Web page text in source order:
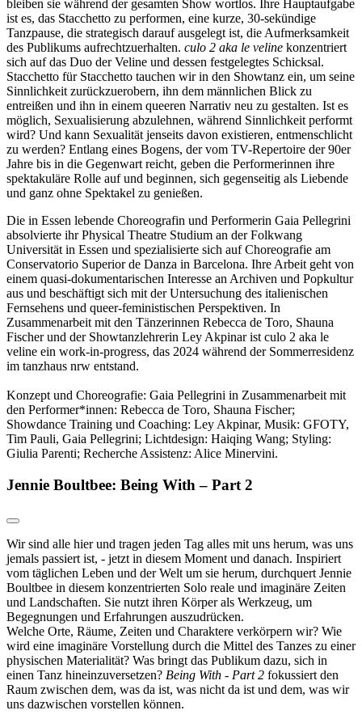
bleiben sie während der gesamten Show wortlos. Ihre Hauptaufgabe
ist es, das Stacchetto zu performen, eine kurze, 30-sekündige
Tanzpause, die strategisch darauf ausgelegt ist, die Aufmerksamkeit
des Publikums aufrechtzuerhalten. culo 2 aka le veline konzentriert
sich auf das Duo der Veline und dessen festgelegtes Schicksal.
Stacchetto für Stacchetto tauchen wir in den Showtanz ein, um seine
Sinnlichkeit zurückzuerobern, ihn dem männlichen Blick zu
entreißen und ihn in einem queeren Narrativ neu zu gestalten. Ist es
möglich, Sexualisierung abzulehnen, während Sinnlichkeit performt
wird? Und kann Sexualität jenseits davon existieren, entmenschlicht
zu werden? Entlang eines Bogens, der vom TV-Repertoire der 90er
Jahre bis in die Gegenwart reicht, geben die Performerinnen ihre
spektakuläre Rolle auf und beginnen, sich gegenseitig als Liebende
und ganz ohne Spektakel zu genießen.
Die in Essen lebende Choreografin und Performerin Gaia Pellegrini
absolvierte ihr Physical Theatre Studium an der Folkwang
Universität in Essen und spezialisierte sich auf Choreografie am
Conservatorio Superior de Danza in Barcelona. Ihre Arbeit geht von
einem quasi-dokumentarischen Interesse an Archiven und Popkultur
aus und beschäftigt sich mit der Untersuchung des italienischen
Fernsehens und queer-feministischen Perspektiven. In
Zusammenarbeit mit den Tänzerinnen Rebecca de Toro, Shauna
Fischer und der Showtanzlehrerin Ley Akpinar ist culo 2 aka le
veline ein work-in-progress, das 2024 während der Sommerresidenz
im tanzhaus nrw entstand.
Konzept und Choreografie: Gaia Pellegrini in Zusammenarbeit mit
den Performer*innen: Rebecca de Toro, Shauna Fischer;
Showdance Training und Coaching: Ley Akpinar, Musik: GFOTY,
Tim Pauli, Gaia Pellegrini; Lichtdesign: Haiqing Wang; Styling:
Giulia Parenti; Recherche Assistenz: Alice Minervini.
Jennie Boultbee: Being With – Part 2
Wir sind alle hier und tragen jeden Tag alles mit uns herum, was uns
jemals passiert ist, - jetzt in diesem Moment und danach. Inspiriert
vom täglichen Leben und der Welt um sie herum, durchquert Jennie
Boultbee in diesem konzentrierten Solo reale und imaginäre Zeiten
und Landschaften. Sie nutzt ihren Körper als Werkzeug, um
Begegnungen und Erfahrungen auszudrücken.
Welche Orte, Räume, Zeiten und Charaktere verkörpern wir? Wie
wird eine imaginäre Vorstellung durch die Mittel des Tanzes zu einer
physischen Materialität? Was bringt das Publikum dazu, sich in
einen Tanz hineinzuversetzen? Being With - Part 2 fokussiert den
Raum zwischen dem, was da ist, was nicht da ist und dem, was wir
uns dazwischen vorstellen können.